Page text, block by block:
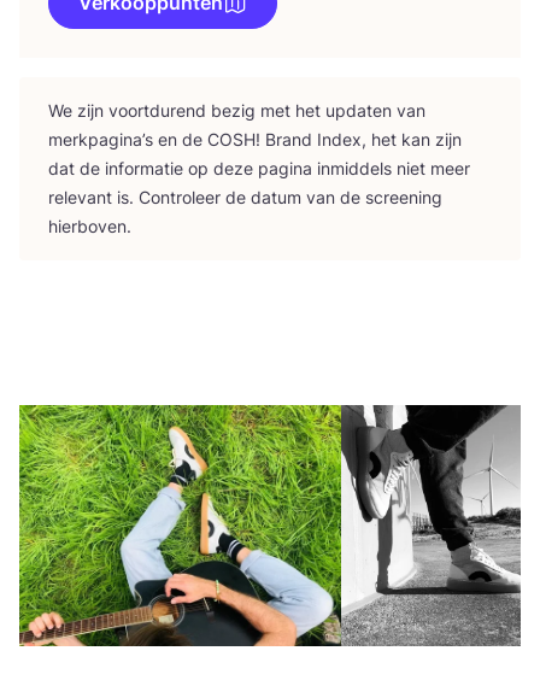
We zijn voort­du­rend bezig met het upda­ten van
merk­pa­gi­na’s en de COSH! Brand Index, het kan zijn
dat de infor­ma­tie op deze pagi­na inmid­dels niet meer
rele­vant is. Con­tro­leer de datum van de scree­ning
hierboven.